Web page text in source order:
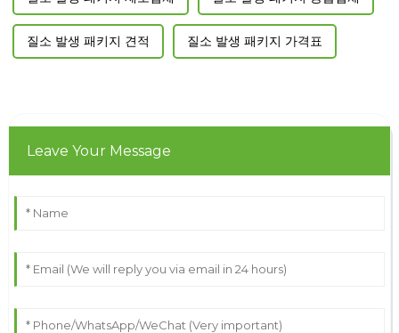
질소 발생 패키지 견적 질소 발생 패키지 가격표
Leave Your Message